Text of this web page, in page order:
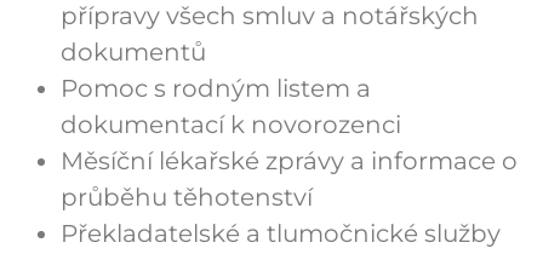
přípravy všech smluv a notářských
dokumentů
Pomoc s rodným listem a
dokumentací k novorozenci
Měsíční lékařské zprávy a informace o
průběhu těhotenství
Překladatelské a tlumočnické služby